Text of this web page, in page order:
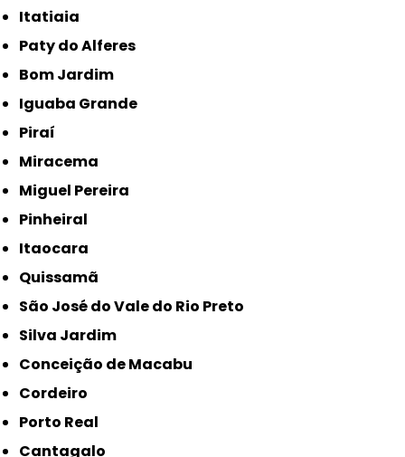
Itatiaia
Paty do Alferes
Bom Jardim
Iguaba Grande
Piraí
Miracema
Miguel Pereira
Pinheiral
Itaocara
Quissamã
São José do Vale do Rio Preto
Silva Jardim
Conceição de Macabu
Cordeiro
Porto Real
Cantagalo